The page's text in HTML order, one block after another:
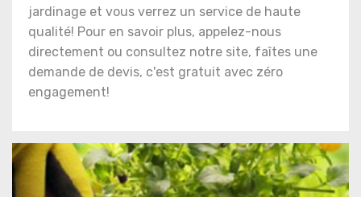
jardinage et vous verrez un service de haute
qualité! Pour en savoir plus, appelez-nous
directement ou consultez notre site, faîtes une
demande de devis, c'est gratuit avec zéro
engagement!